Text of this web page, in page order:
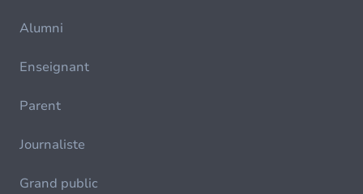
Alumni
Enseignant
Parent
Journaliste
Grand public